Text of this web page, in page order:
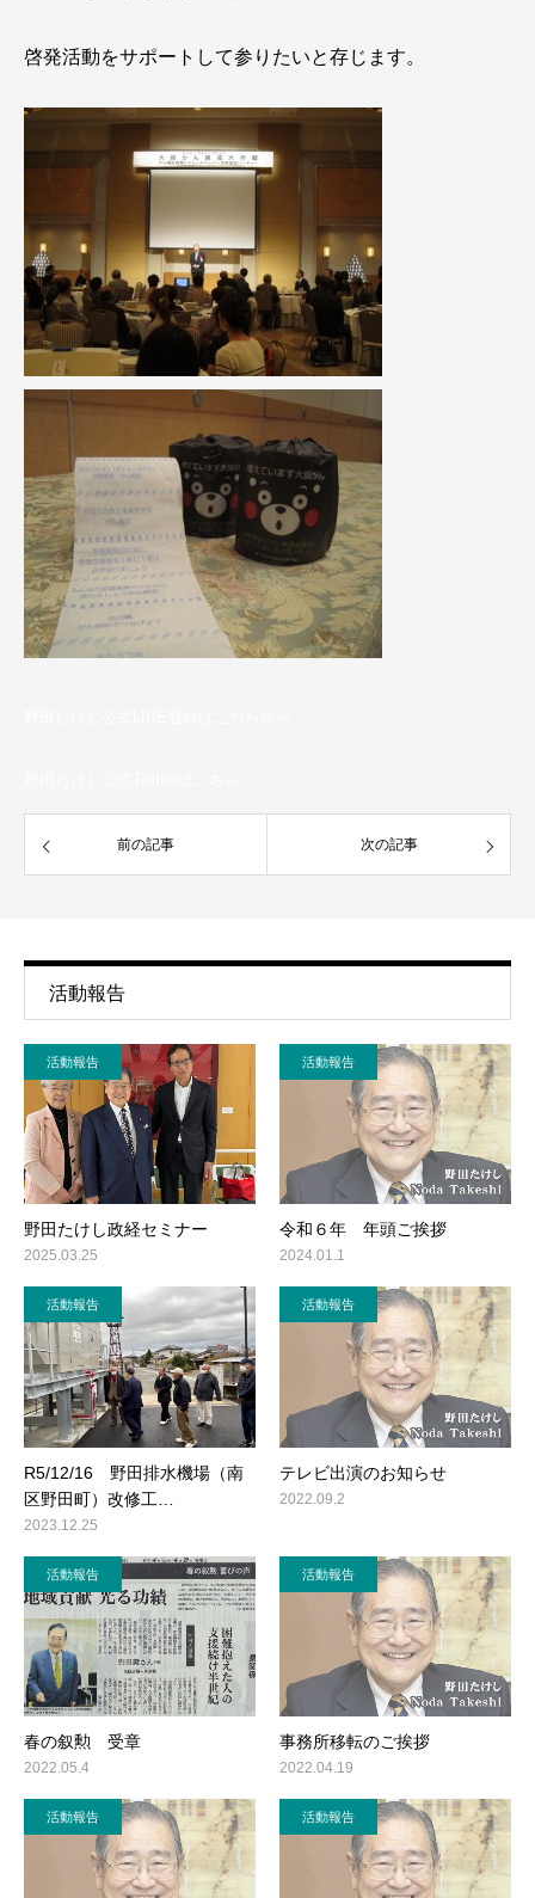
啓発活動をサポートして参りたいと存じます。
前の記事 次の記事
活動報告
活動報告
野田たけし政経セミナー
2025.03.25
活動報告
令和６年 年頭ご挨拶
2024.01.1
活動報告
R5/12/16 野田排水機場（南
区野田町）改修工…
2023.12.25
活動報告
テレビ出演のお知らせ
2022.09.2
活動報告
春の叙勲 受章
2022.05.4
活動報告
事務所移転のご挨拶
2022.04.19
活動報告 活動報告